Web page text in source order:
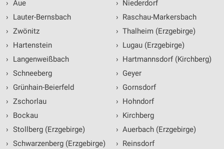
› Aue
›
Lauter-Bernsbach
› Zwönitz
›
Hartenstein
›
Langenweißbach
› Schneeberg
›
Grünhain-Beierfeld
› Zschorlau
›
Bockau
› Stollberg (Erzgebirge)
› Schwarzenberg (Erzgebirge)
› Niederdorf
› Raschau-Markersbach
› Thalheim (Erzgebirge)
› Lugau (Erzgebirge)
› Hartmannsdorf (Kirchberg)
› Geyer
› Gornsdorf
› Hohndorf
› Kirchberg
› Auerbach (Erzgebirge)
› Reinsdorf
Performance
Funktional
Werbung